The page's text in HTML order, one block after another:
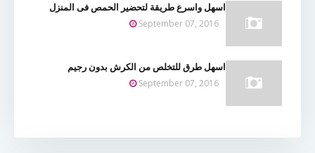
اسهل واسرع طريقة لتحضير الحمص فى المنزل
September 07, 2016
اسهل طرق للتخلص من الكرش بدون رجيم
September 07, 2016